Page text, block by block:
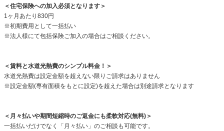
＜住宅保険への加入必須となります＞
1ヶ月あたり830円
※初期費用として一括払い
※法人様にて包括保険ご加入の場合はご相談ください。
＜賃料と水道光熱費のシンプル料金！＞
水道光熱費は設定金額を超えない限りご請求はありません
※設定金額(専有面積をもとに設定)を超えた場合は別途請求となります
＜月々払いや期間短縮時のご返金にも柔軟対応(無料)＞
一括払いだけでなく「月々払い」のご相談も可能です。